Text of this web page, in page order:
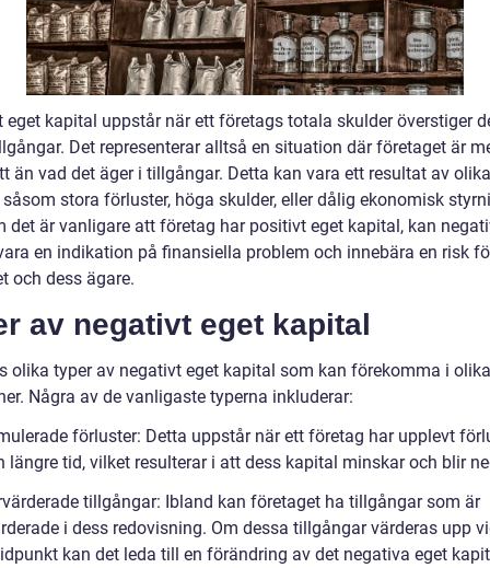
eget kapital uppstår när ett företags totala skulder överstiger
Det representerar alltså en situation där företaget är
än vad det äger i tillgångar. Detta kan vara ett resultat av olika
stora förluster, höga skulder, eller dålig ekonomisk
det är vanligare att företag har positivt eget kapital, kan
en indikation på finansiella problem och innebära en risk
och dess ägare.
av negativt eget kapital
olika typer av negativt eget kapital som kan förekomma i olika
Några av de vanligaste typerna inkluderar:
förluster: Detta uppstår när ett företag har upplevt
längre tid, vilket resulterar i att dess kapital minskar och blir
tillgångar: Ibland kan företaget ha tillgångar som är
i dess redovisning. Om dessa tillgångar värderas upp
kan det leda till en förändring av det negativa eget